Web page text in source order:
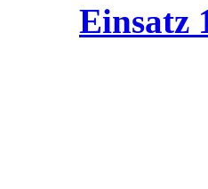
Einsatz